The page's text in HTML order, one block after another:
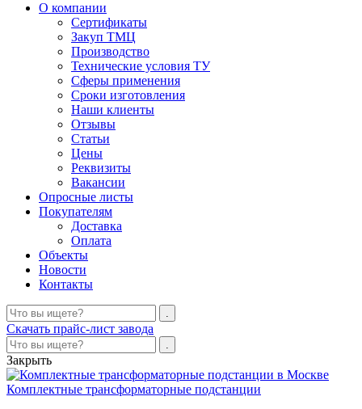
О компании
Сертификаты
Закуп ТМЦ
Производство
Технические условия ТУ
Сферы применения
Сроки изготовления
Наши клиенты
Отзывы
Статьи
Цены
Реквизиты
Вакансии
Опросные листы
Покупателям
Доставка
Оплата
Объекты
Новости
Контакты
Скачать прайс-лист завода
Закрыть
Комплектные трансформаторные подстанции